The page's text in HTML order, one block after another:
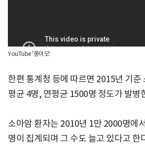
YouTube '쭝이모'
한편 통계청 등에 따르면 2015년 기준
평균 4명, 연평균 1500명 정도가 발병
소아암 환자는 2010년 1만 2000명에
명이 집계되며 그 수도 늘고 있다고 한